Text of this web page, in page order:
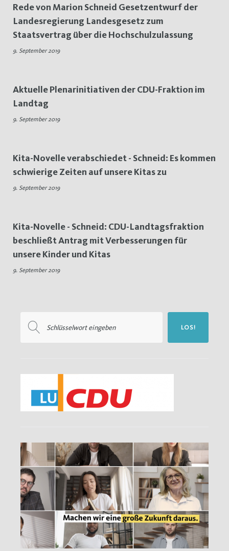
Rede von Marion Schneid Gesetzentwurf der
Landesregierung Landesgesetz zum
Staatsvertrag über die Hochschulzulassung
9. September 2019
Aktuelle Plenarinitiativen der CDU-Fraktion im
Landtag
9. September 2019
Kita-Novelle verabschiedet - Schneid: Es kommen
schwierige Zeiten auf unsere Kitas zu
9. September 2019
Kita-Novelle - Schneid: CDU-Landtagsfraktion
beschließt Antrag mit Verbesserungen für
unsere Kinder und Kitas
9. September 2019
nach:
LOS!